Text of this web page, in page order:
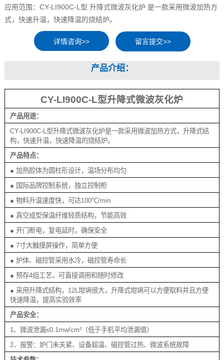
应用范围：CY-LI900C-L型 升降式微波灰化炉 是一款采用微波加热方
式，快速升温，快速降温的烧结炉。
留言提交>>
产品介绍：
CY-LI900C-L型升降式微波灰化炉
产品用途：
CY-LI900C-L型升降式微波灰化炉是一款采用微波加热方式，升降式结
构，快速升温，快速降温的烧结炉。
产品特点：
● 加热腔体为圆柱形设计，温场分布均匀
● 国际品牌控制系统，独立控制柜
● 物料升温速度快，可达100℃/min
● 真空成型保温纤维轻质结构，节能高效
● 开门断电，复电延时，确保安全
● 7寸大触摸屏操作，简单方便
● 炉体、磁控管采用水冷，磁控管寿命长
● 预存4组工艺，可直接调用和随时修改
● 采用升降式结构，12L坩埚很大，升降式坩埚可以方便取料并且方便
快速降温，提高实验效率
产品安全：
1、微波泄漏≤0.1mw/cm²（低于手机平均泄漏值）
2、报警：炉门未关紧、设备超温、磁控管过热、微波系统故障